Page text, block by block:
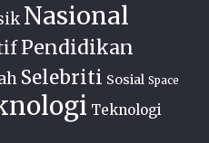
Nasional
Pendidikan
Selebriti Sosial Space
Teknologi